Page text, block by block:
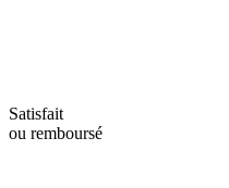
Satisfait
ou remboursé